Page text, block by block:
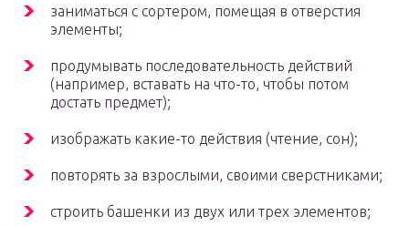
заниматься с сортером, помещая в отверстия
элементы;
продумывать последовательность действий
(например, вставать на что-то, чтобы потом
достать предмет);
изображать какие-то действия (чтение, сон);
повторять за взрослыми, своими сверстниками;
строить башенки из двух или трех элементов;